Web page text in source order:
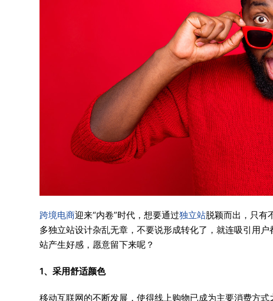
跨境电商迎来“内卷”时代，想要通过独立站脱颖而出，只有
多独立站设计杂乱无章，不要说形成转化了，就连吸引用
站产生好感，愿意留下来呢？
1、采用舒适颜色
移动互联网的不断发展，使得线上购物已成为主要消费方